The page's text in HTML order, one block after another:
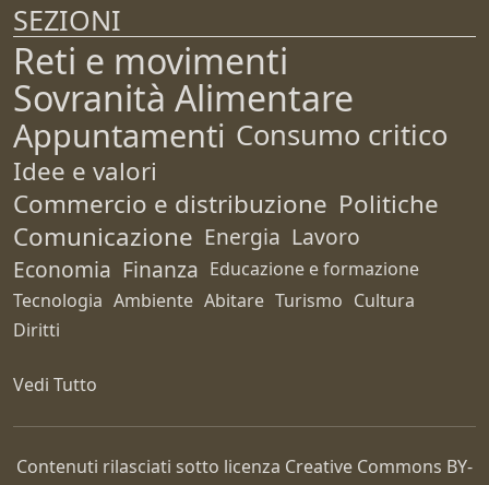
SEZIONI
Reti e movimenti
Sovranità Alimentare
Appuntamenti Consumo critico
Idee e valori
Commercio e distribuzione Politiche
Comunicazione Energia Lavoro
Economia Finanza Educazione e formazione
Tecnologia Ambiente Abitare Turismo Cultura
Diritti
Vedi Tutto
Contenuti rilasciati sotto licenza Creative Commons BY-